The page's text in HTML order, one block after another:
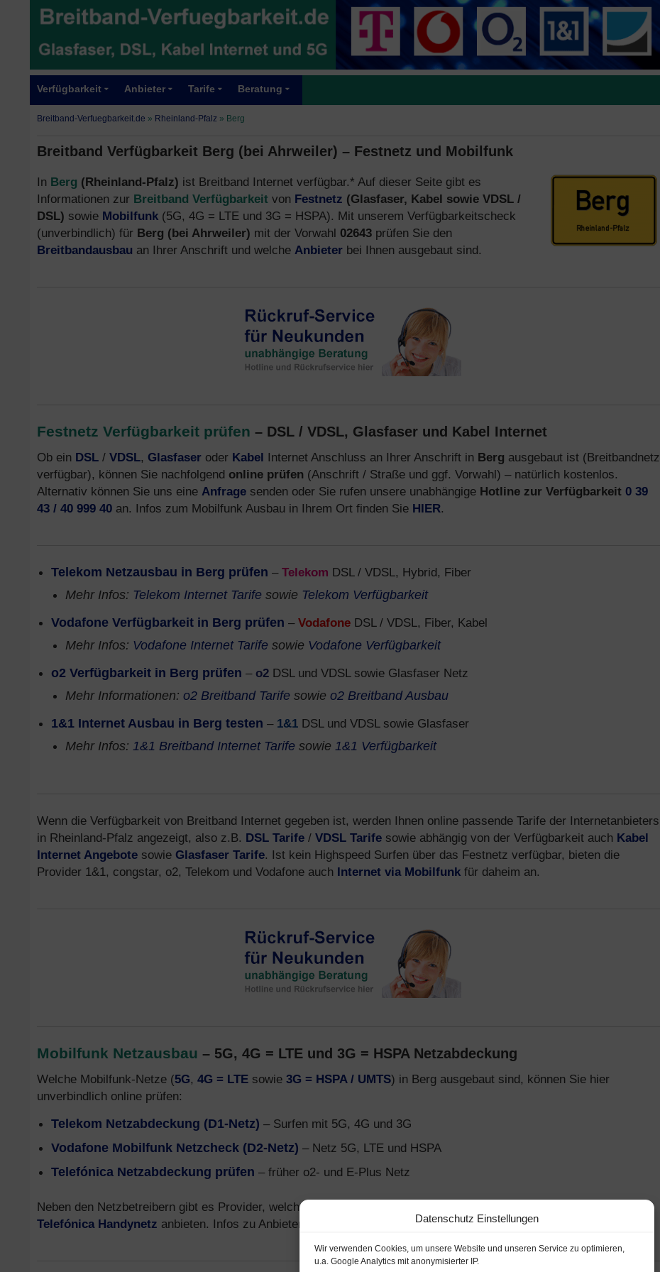
Datenschutz Einstellungen
Wir verwenden Cookies, um unsere Website und unseren Service zu optimieren,
u.a. Google Analytics mit anonymisierter IP.
Verfügbarkeit Anbieter Tarife Beratung
Breitband-Verfuegbarkeit.de » Rheinland-Pfalz » Berg
Breitband Verfügbarkeit Berg (bei Ahrweiler) – Festnetz und Mobilfunk
In Berg (Rheinland-Pfalz) ist Breitband Internet verfügbar.* Auf dieser Seite gibt es
Informationen zur Breitband Verfügbarkeit von Festnetz (Glasfaser, Kabel sowie VDSL /
DSL) sowie Mobilfunk (5G, 4G = LTE und 3G = HSPA). Mit unserem Verfügbarkeitscheck
(unverbindlich) für Berg (bei Ahrweiler) mit der Vorwahl 02643 prüfen Sie den
Breitbandausbau an Ihrer Anschrift und welche Anbieter bei Ihnen ausgebaut sind.
Festnetz Verfügbarkeit prüfen – DSL / VDSL, Glasfaser und Kabel Internet
Ob ein DSL / VDSL, Glasfaser oder Kabel Internet Anschluss an Ihrer Anschrift in Berg ausgebaut ist (Breitbandnetz
verfügbar), können Sie nachfolgend online prüfen (Anschrift / Straße und ggf. Vorwahl) – natürlich kostenlos.
Alternativ können Sie uns eine Anfrage senden oder Sie rufen unsere unabhängige Hotline zur Verfügbarkeit 0 39
43 / 40 999 40 an. Infos zum Mobilfunk Ausbau in Ihrem Ort finden Sie HIER.
Telekom Netzausbau in Berg prüfen – Telekom DSL / VDSL, Hybrid, Fiber
Mehr Infos: Telekom Internet Tarife sowie Telekom Verfügbarkeit
Vodafone Verfügbarkeit in Berg prüfen – Vodafone DSL / VDSL, Fiber, Kabel
Mehr Infos: Vodafone Internet Tarife sowie Vodafone Verfügbarkeit
o2 Verfügbarkeit in Berg prüfen – o2 DSL und VDSL sowie Glasfaser Netz
Mehr Informationen: o2 Breitband Tarife sowie o2 Breitband Ausbau
1&1 Internet Ausbau in Berg testen – 1&1 DSL und VDSL sowie Glasfaser
Mehr Infos: 1&1 Breitband Internet Tarife sowie 1&1 Verfügbarkeit
Wenn die Verfügbarkeit von Breitband Internet gegeben ist, werden Ihnen online passende Tarife der Internetanbieters
in Rheinland-Pfalz angezeigt, also z.B. DSL Tarife / VDSL Tarife sowie abhängig von der Verfügbarkeit auch Kabel
Internet Angebote sowie Glasfaser Tarife. Ist kein Highspeed Surfen über das Festnetz verfügbar, bieten die
Provider 1&1, congstar, o2, Telekom und Vodafone auch Internet via Mobilfunk für daheim an.
Mobilfunk Netzausbau – 5G, 4G = LTE und 3G = HSPA Netzabdeckung
Welche Mobilfunk-Netze (5G, 4G = LTE sowie 3G = HSPA / UMTS) in Berg ausgebaut sind, können Sie hier
unverbindlich online prüfen:
Telekom Netzabdeckung (D1-Netz) – Surfen mit 5G, 4G und 3G
Vodafone Mobilfunk Netzcheck (D2-Netz) – Netz 5G, LTE und HSPA
Telefónica Netzabdeckung prüfen – früher o2- und E-Plus Netz
Neben den Netzbetreibern gibt es Provider, welche Tarife über das
Telefónica Handynetz anbieten. Infos zu Anbietern, Tarifen und Handys gibt es aufSmartphone-Tarife.de